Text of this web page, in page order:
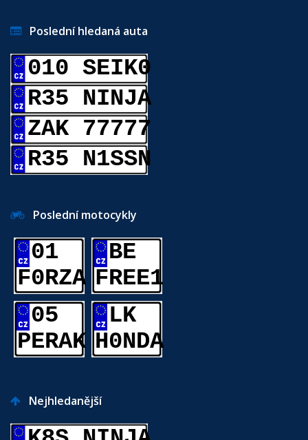
Poslední hledaná auta
010 SEIK0
R35 NINJA
ZAK 77777
R35 N1SSN
Poslední motocykly
01
F0RZA
BE
FREE1
05
PERAK
LK
H0NDA
Nejhledanější